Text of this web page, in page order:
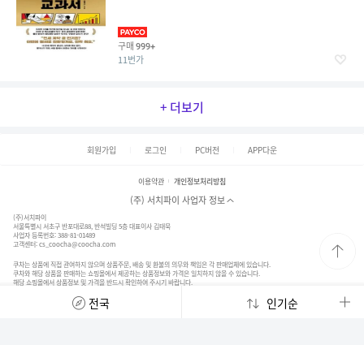
구매 999+
11번가
+ 더보기
회원가입 로그인 PC버전 APP다운
이용약관 개인정보처리방침
(주) 서치파이 사업자 정보
(주)서치파이
서울특별시 서초구 반포대로88, 반석빌딩 5층 대표이사 김태묵
사업자 등록번호: 388-81-01489
고객센터:cs_coocha@coocha.com
쿠차는 상품에 직접 관여하지 않으며 상품주문, 배송 및 환불의 의무와 책임은 각 판매업체에 있습니다.
쿠차와 해당 상품을 판매하는 쇼핑몰에서 제공하는 상품정보와 가격은 일치하지 않을 수 있습니다.
해당 쇼핑몰에서 상품정보 및 가격을 반드시 확인하여 주시기 바랍니다.
전국 인기순